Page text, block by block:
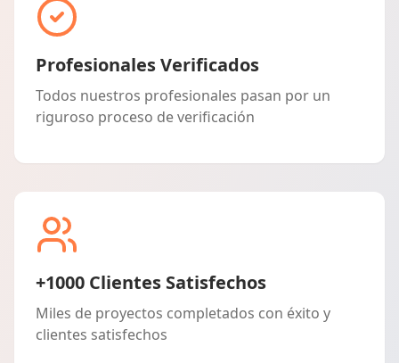
Profesionales Verificados
Todos nuestros profesionales pasan por un
riguroso proceso de verificación
+1000 Clientes Satisfechos
Miles de proyectos completados con éxito y
clientes satisfechos